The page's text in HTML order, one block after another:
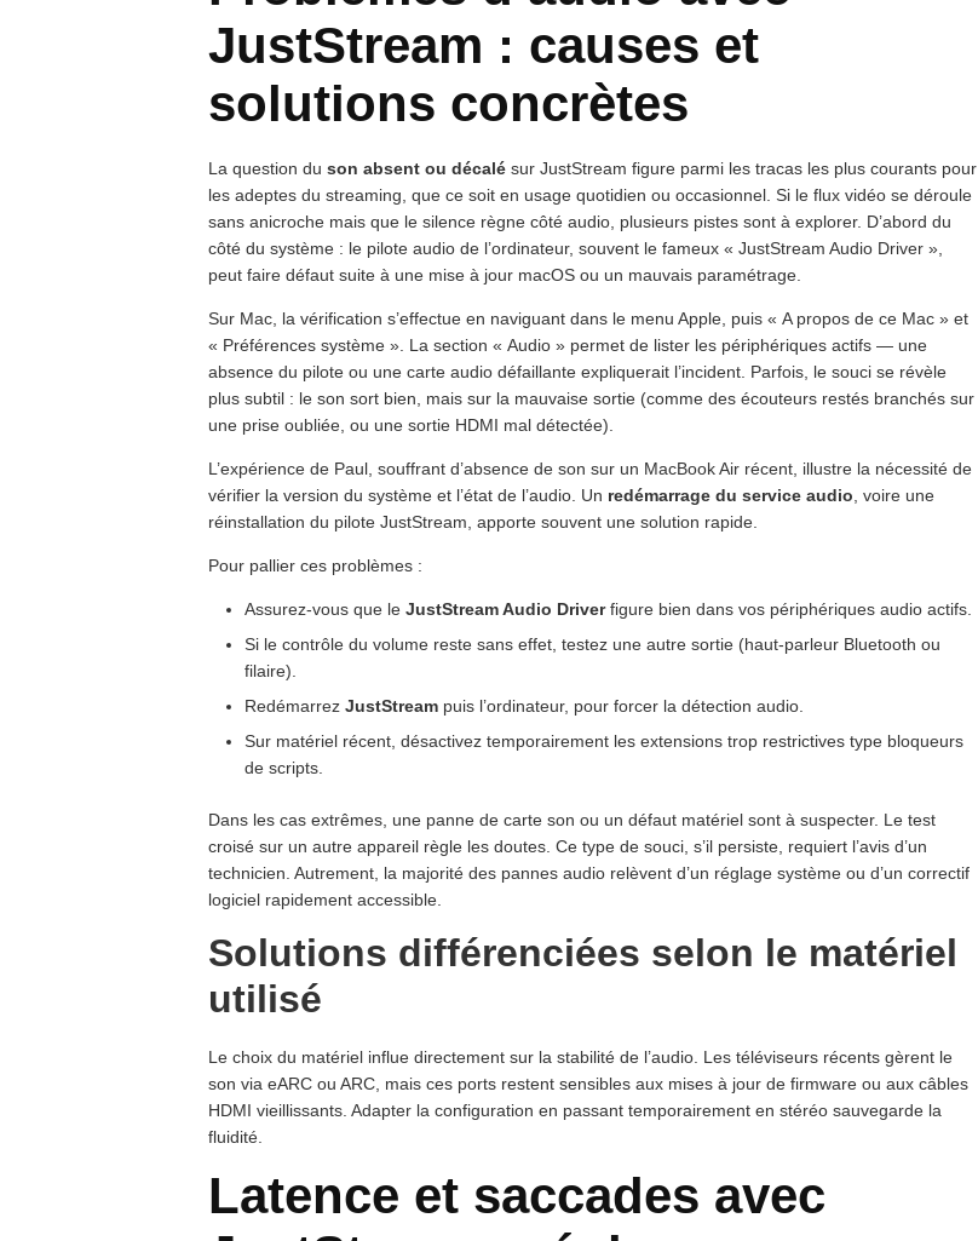
JustStream : causes et
solutions concrètes
La question du son absent ou décalé sur JustStream figure parmi les tracas les plus courants pour
les adeptes du streaming, que ce soit en usage quotidien ou occasionnel. Si le flux vidéo se déroule
sans anicroche mais que le silence règne côté audio, plusieurs pistes sont à explorer. D’abord du
côté du système : le pilote audio de l’ordinateur, souvent le fameux « JustStream Audio Driver »,
peut faire défaut suite à une mise à jour macOS ou un mauvais paramétrage.
Sur Mac, la vérification s’effectue en naviguant dans le menu Apple, puis « A propos de ce Mac » et
« Préférences système ». La section « Audio » permet de lister les périphériques actifs — une
absence du pilote ou une carte audio défaillante expliquerait l’incident. Parfois, le souci se révèle
plus subtil : le son sort bien, mais sur la mauvaise sortie (comme des écouteurs restés branchés sur
une prise oubliée, ou une sortie HDMI mal détectée).
L’expérience de Paul, souffrant d’absence de son sur un MacBook Air récent, illustre la nécessité de
vérifier la version du système et l’état de l’audio. Un redémarrage du service audio , voire une
réinstallation du pilote JustStream, apporte souvent une solution rapide.
Pour pallier ces problèmes :
Assurez-vous que le JustStream Audio Driverfigure bien dans vos périphériques audio actifs.
Si le contrôle du volume reste sans effet, testez une autre sortie (haut-parleur Bluetooth ou
filaire).
Redémarrez JustStream puis l’ordinateur, pour forcer la détection audio.
Sur matériel récent, désactivez temporairement les extensions trop restrictives type bloqueurs
de scripts.
Dans les cas extrêmes, une panne de carte son ou un défaut matériel sont à suspecter. Le test
croisé sur un autre appareil règle les doutes. Ce type de souci, s’il persiste, requiert l’avis d’un
technicien. Autrement, la majorité des pannes audio relèvent d’un réglage système ou d’un correctif
logiciel rapidement accessible.
Solutions différenciées selon le matériel
utilisé
Le choix du matériel influe directement sur la stabilité de l’audio. Les téléviseurs récents gèrent le
son via eARC ou ARC, mais ces ports restent sensibles aux mises à jour de firmware ou aux câbles
HDMI vieillissants. Adapter la configuration en passant temporairement en stéréo sauvegarde la
fluidité.
Latence et saccades avec